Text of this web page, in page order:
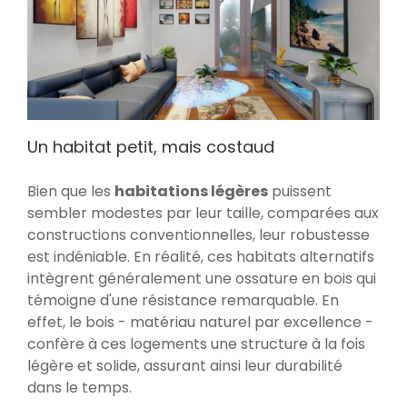
Un habitat petit, mais costaud
Bien que les habitations légèrespuissent
sembler modestes par leur taille, comparées aux
constructions conventionnelles, leur robustesse
est indéniable. En réalité, ces habitats alternatifs
intègrent généralement une ossature en bois qui
témoigne d'une résistance remarquable. En
effet, le bois - matériau naturel par excellence -
confère à ces logements une structure à la fois
légère et solide, assurant ainsi leur durabilité
dans le temps.